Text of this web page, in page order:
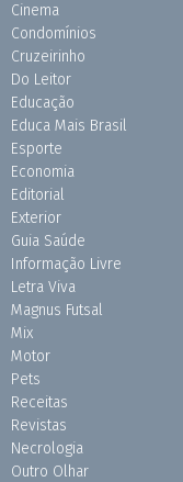
Cinema
Condomínios
Cruzeirinho
Do Leitor
Educação
Educa Mais Brasil
Esporte
Economia
Editorial
Exterior
Guia Saúde
Informação Livre
Letra Viva
Magnus Futsal
Mix
Motor
Pets
Receitas
Revistas
Necrologia
Outro Olhar